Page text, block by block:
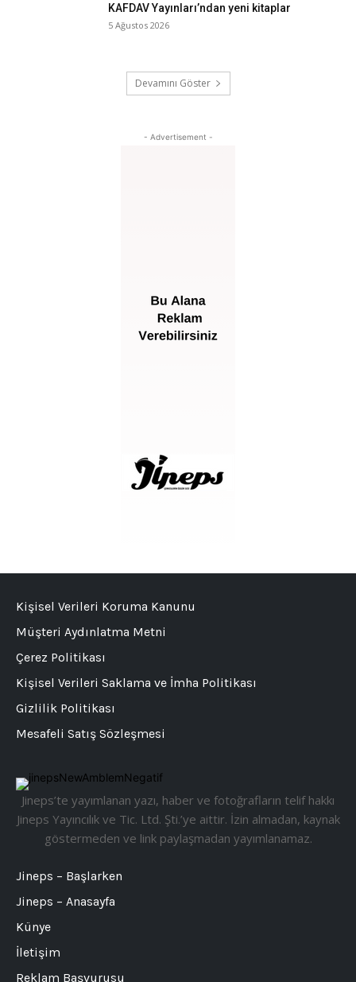
KAFDAV Yayınları’ndan yeni kitaplar
5 Ağustos 2026
Devamını Göster
- Advertisement -
Jineps’te yayımlanan yazı, haber ve fotoğrafların telif hakkı
Jineps Yayıncılık ve Tic. Ltd. Şti.’ye aittir. İzin almadan, kaynak
göstermeden ve link paylaşmadan yayımlanamaz.
Jineps – Başlarken
Jineps – Anasayfa
Künye
İletişim
Reklam Başvurusu
Kişisel Verileri Koruma Kanunu
Müşteri Aydınlatma Metni
Çerez Politikası
Kişisel Verileri Saklama ve İmha Politikası
Gizlilik Politikası
Mesafeli Satış Sözleşmesi